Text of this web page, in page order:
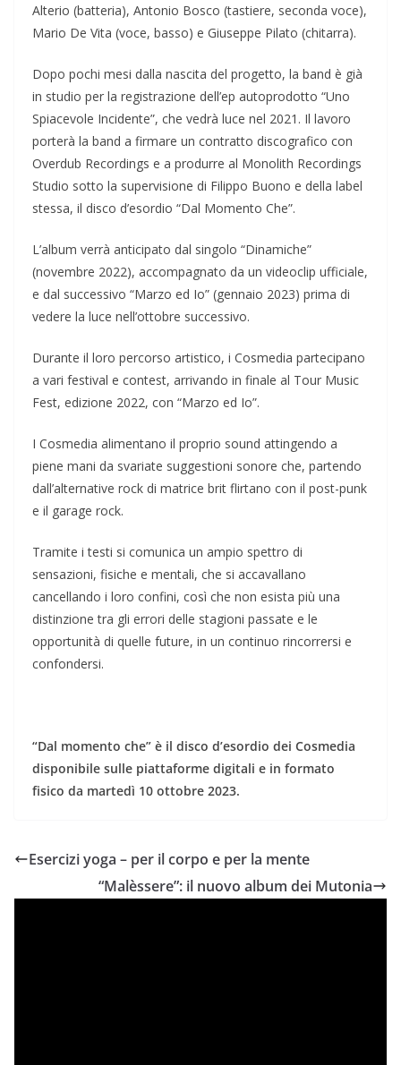
Alterio (batteria), Antonio Bosco (tastiere, seconda voce),
Mario De Vita (voce, basso) e Giuseppe Pilato (chitarra).
Dopo pochi mesi dalla nascita del progetto, la band è già
in studio per la registrazione dell’ep autoprodotto “Uno
Spiacevole Incidente”, che vedrà luce nel 2021. Il lavoro
porterà la band a firmare un contratto discografico con
Overdub Recordings e a produrre al Monolith Recordings
Studio sotto la supervisione di Filippo Buono e della label
stessa, il disco d’esordio “Dal Momento Che”.
L’album verrà anticipato dal singolo “Dinamiche”
(novembre 2022), accompagnato da un videoclip ufficiale,
e dal successivo “Marzo ed Io” (gennaio 2023) prima di
vedere la luce nell’ottobre successivo.
Durante il loro percorso artistico, i Cosmedia partecipano
a vari festival e contest, arrivando in finale al Tour Music
Fest, edizione 2022, con “Marzo ed Io”.
I Cosmedia alimentano il proprio sound attingendo a
piene mani da svariate suggestioni sonore che, partendo
dall’alternative rock di matrice brit flirtano con il post-punk
e il garage rock.
Tramite i testi si comunica un ampio spettro di
sensazioni, fisiche e mentali, che si accavallano
cancellando i loro confini, così che non esista più una
distinzione tra gli errori delle stagioni passate e le
opportunità di quelle future, in un continuo rincorrersi e
confondersi.
“Dal momento che” è il disco d’esordio dei Cosmedia
disponibile sulle piattaforme digitali e in formato
fisico da martedì 10 ottobre 2023.
Esercizi yoga – per il corpo e per la mente
“Malèssere”: il nuovo album dei Mutonia